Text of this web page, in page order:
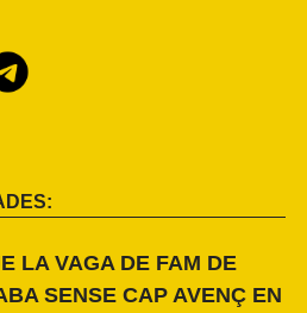
LA VAGA DE FAM DE
SENSE CAP AVENÇ EN